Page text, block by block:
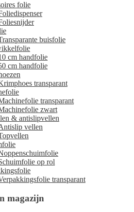
folie
buisfolie
cm handfolie
cm handfolie
transparant
transparant
zwart
& antislipvellen
vellen
op rol
transparant
magazijn